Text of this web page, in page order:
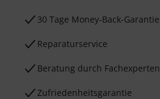
30 Tage Money-Back-Garantie
Reparaturservice
Beratung durch Fachexperten
Zufriedenheitsgarantie